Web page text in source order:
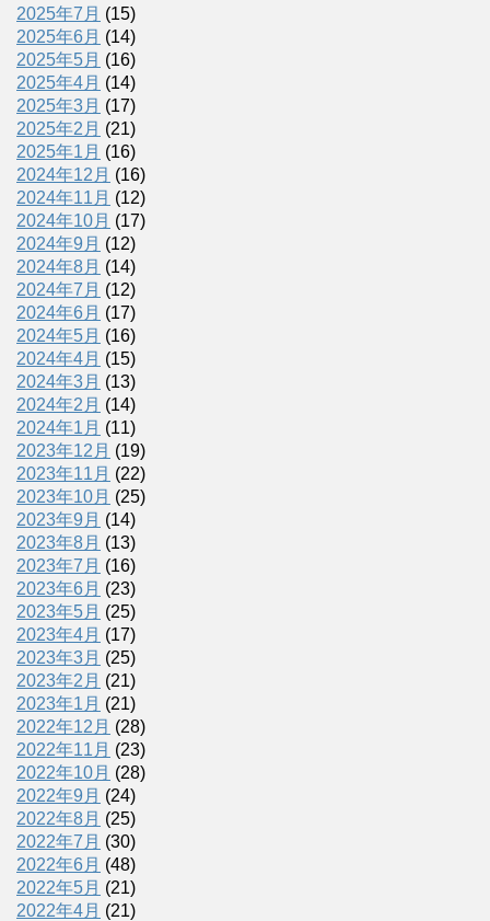
2025年7月 (15)
2025年6月 (14)
2025年5月 (16)
2025年4月 (14)
2025年3月 (17)
2025年2月 (21)
2025年1月 (16)
2024年12月 (16)
2024年11月 (12)
2024年10月 (17)
2024年9月 (12)
2024年8月 (14)
2024年7月 (12)
2024年6月 (17)
2024年5月 (16)
2024年4月 (15)
2024年3月 (13)
2024年2月 (14)
2024年1月 (11)
2023年12月 (19)
2023年11月 (22)
2023年10月 (25)
2023年9月 (14)
2023年8月 (13)
2023年7月 (16)
2023年6月 (23)
2023年5月 (25)
2023年4月 (17)
2023年3月 (25)
2023年2月 (21)
2023年1月 (21)
2022年12月 (28)
2022年11月 (23)
2022年10月 (28)
2022年9月 (24)
2022年8月 (25)
2022年7月 (30)
2022年6月 (48)
2022年5月 (21)
2022年4月 (21)